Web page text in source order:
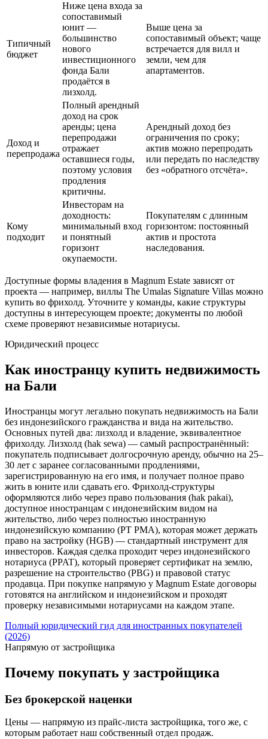
Типичный
бюджет
Ниже цена входа за
сопоставимый
юнит —
большинство
нового
инвестиционного
фонда Бали
продаётся в
лизхолд.
Выше цена за
сопоставимый объект; чаще
встречается для вилл и
земли, чем для
апартаментов.
Доход и
перепродажа
Полный арендный
доход на срок
аренды; цена
перепродажи
отражает
оставшиеся годы,
поэтому условия
продления
критичны.
Арендный доход без
ограничения по сроку;
актив можно перепродать
или передать по наследству
без «обратного отсчёта».
Кому
подходит
Инвесторам на
доходность:
минимальный вход
и понятный
горизонт
окупаемости.
Покупателям с длинным
горизонтом: постоянный
актив и простота
наследования.
Доступные формы владения в Magnum Estate зависят от
проекта — например, виллы The Umalas Signature Villas можно
купить во фрихолд. Уточните у команды, какие структуры
доступны в интересующем проекте; документы по любой
схеме проверяют независимые нотариусы.
Юридический процесс
Как иностранцу купить недвижимость
на Бали
Иностранцы могут легально покупать недвижимость на Бали
без индонезийского гражданства и вида на жительство.
Основных путей два: лизхолд и владение, эквивалентное
фрихолду. Лизхолд (hak sewa) — самый распространённый:
покупатель подписывает долгосрочную аренду, обычно на 25–
30 лет с заранее согласованными продлениями,
зарегистрированную на его имя, и получает полное право
жить в юните или сдавать его. Фрихолд-структуры
оформляются либо через право пользования (hak pakai),
доступное иностранцам с индонезийским видом на
жительство, либо через полностью иностранную
индонезийскую компанию (PT PMA), которая может держать
право на застройку (HGB) — стандартный инструмент для
инвесторов. Каждая сделка проходит через индонезийского
нотариуса (PPAT), который проверяет сертификат на землю,
разрешение на строительство (PBG) и правовой статус
продавца. При покупке напрямую у Magnum Estate договоры
готовятся на английском и индонезийском и проходят
проверку независимыми нотариусами на каждом этапе.
Полный юридический гид для иностранных покупателей
(2026)
Напрямую от застройщика
Почему покупать у застройщика
Без брокерской наценки
Цены — напрямую из прайс-листа застройщика, того же, с
которым работает наш собственный отдел продаж.